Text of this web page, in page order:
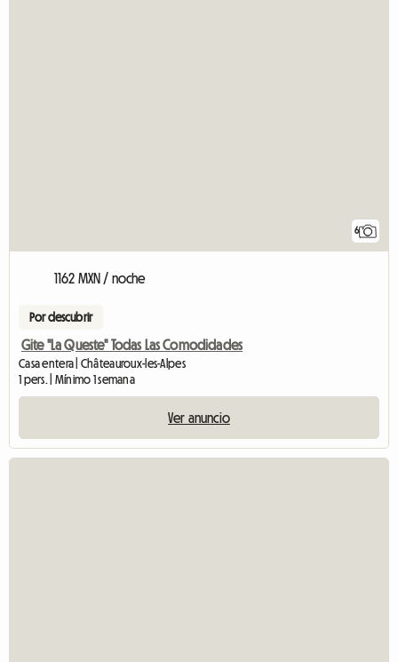
6
1162 MXN / noche
Por descubrir
Gite "La Queste" Todas Las Comodidades
Casa entera | Châteauroux-les-Alpes
1 pers. | Mínimo 1 semana
Ver anuncio